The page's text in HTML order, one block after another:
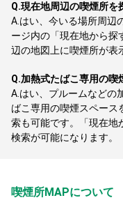
Q.現在地周辺の喫煙所を
A. はい、今いる場所周辺
ージ内の「現在地から探
辺の地図上に喫煙所が表
Q.加熱式たばこ専用の喫
A. はい、プルームなどの
ばこ専用の喫煙スペース
索も可能です。「現在地
検索が可能になります。
喫煙所MAPについて